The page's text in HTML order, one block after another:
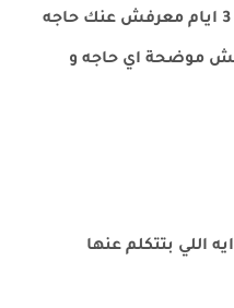
عم عاصم : اخيرا رجعتي يا أمنية 3 ايام معرفش عنك حاجه
مش موضحة اي حاجه و
اللي بتتكلم عنها